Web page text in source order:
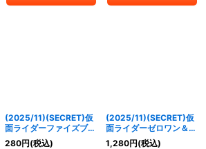
(2025/11)(SECRET)仮
面ライダーファイズブラ
スターフォーム[3]【X-
280円(税込)
(2025/11)(SECRET)仮
面ライダーゼロワン＆ゼ
ロツー(イズ)【X-SEC】
1,280円(税込)